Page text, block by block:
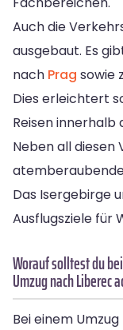
Auch die
ausgebaut. Es
nach Prag sowie
Dies erleichtert
Reisen innerhalb
Neben all diesen
Das Isergebirge
Ausflugsziele für
Worauf solltest du
Umzug nach Liberec
Bei einem